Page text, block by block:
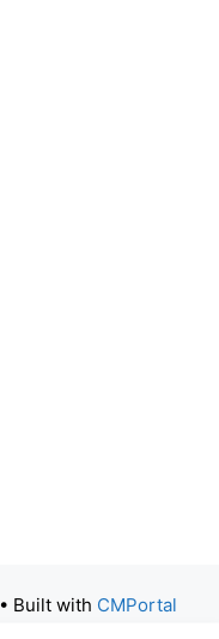
• Built with CMPortal